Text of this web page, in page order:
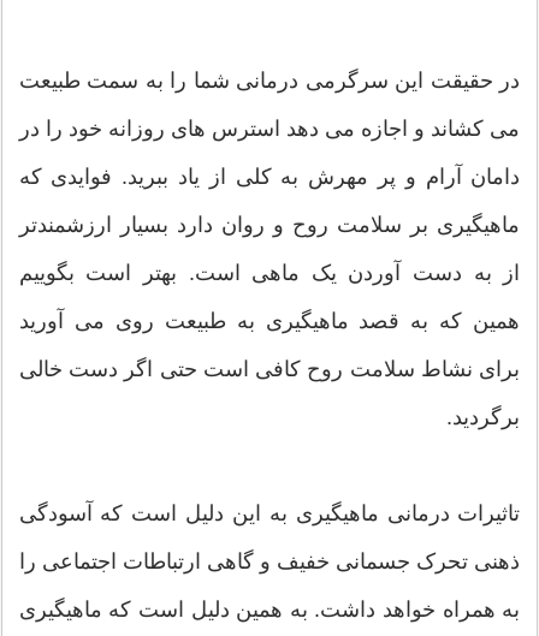
در حقیقت این سرگرمی درمانی شما را به سمت طبیعت
می کشاند و اجازه می دهد استرس های روزانه خود را در
دامان آرام و پر مهرش به کلی از یاد ببرید. فوایدی که
ماهیگیری بر سلامت روح و روان دارد بسیار ارزشمندتر
از به دست آوردن یک ماهی است. بهتر است بگوییم
همین که به قصد ماهیگیری به طبیعت روی می آورید
برای نشاط سلامت روح کافی است حتی اگر دست خالی
برگردید.
تاثیرات درمانی ماهیگیری به این دلیل است که آسودگی
ذهنی تحرک جسمانی خفیف و گاهی ارتباطات اجتماعی را
به همراه خواهد داشت. به همین دلیل است که ماهیگیری